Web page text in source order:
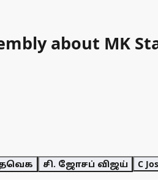
about MK
சி. ஜோசப் விஜய் C